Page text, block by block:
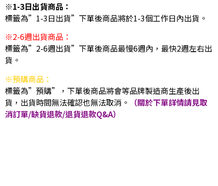
※1-3日出貨商品：
標籤為”1-3日出貨”下單後商品將於1-3個工作日內出貨。
※2-6週出貨商品：
標籤為”2-6週出貨”下單後商品最慢6週內，最快2週左右出
貨。
※預購商品：
標籤為”預購”，下單後商品將會等品牌製造商生產後出
貨，出貨時間無法確認也無法取消。
（關於下單詳情請見取
消訂單/缺貨退款/退貨退款Q&A）